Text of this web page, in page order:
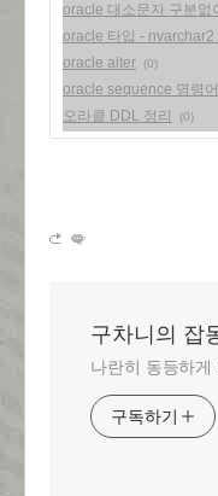
oracle 대소문자 구분없
oracle 타입 - nvarchar2
oracle alter (0)
oracle sequence 명령어
오라클 DDL 정리 (0)
구차니의 잡
나란히 동등하게
구독하기